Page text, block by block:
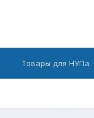
Товары для НУПа